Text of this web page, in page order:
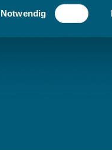
Ihr Gerät durch
Abschnitt
Wir verwenden Cookies,
anbieten zu können und
Informationen zu Ihrer
und Analysen weiter.
Einwilligungsauswahl
Notwendig